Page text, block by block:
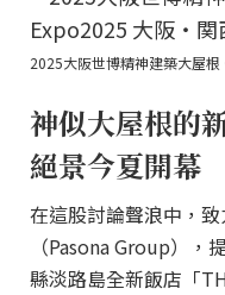
2025大阪世博精神建築大屋根
神似大屋根的
絕景今夏開幕
在這股討論聲浪中，
（Pasona Group）
縣淡路島全新飯店「